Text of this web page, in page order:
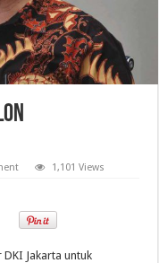
1,101 Views
Jakarta untuk